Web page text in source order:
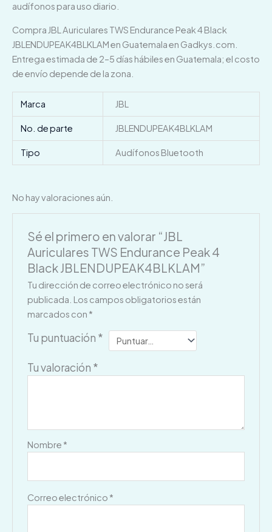
audífonos para uso diario.
Compra JBL Auriculares TWS Endurance Peak 4 Black
JBLENDUPEAK4BLKLAM en Guatemala en Gadkys.com.
Entrega estimada de 2–5 días hábiles en Guatemala; el costo
de envío depende de la zona.
Marca JBL
No. de parte JBLENDUPEAK4BLKLAM
Tipo Audífonos Bluetooth
No hay valoraciones aún.
Sé el primero en valorar “JBL
Auriculares TWS Endurance Peak 4
Black JBLENDUPEAK4BLKLAM”
Tu dirección de correo electrónico no será
publicada. Los campos obligatorios están
marcados con *
Tu puntuación *
Tu valoración *
Nombre *
Correo electrónico *